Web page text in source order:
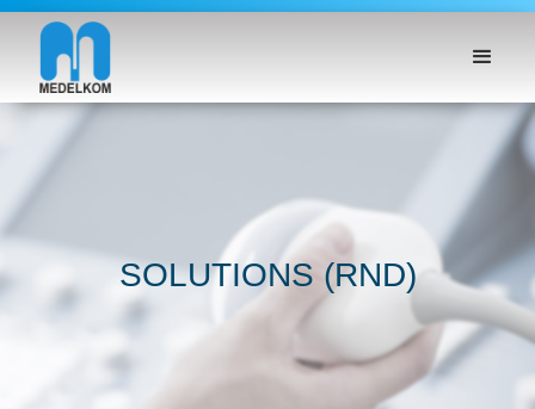
SOLUTIONS (RND)